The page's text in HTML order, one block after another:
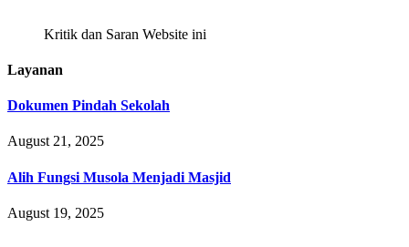
Kritik dan Saran Website ini
Layanan
Dokumen Pindah Sekolah
August 21, 2025
Alih Fungsi Musola Menjadi Masjid
August 19, 2025